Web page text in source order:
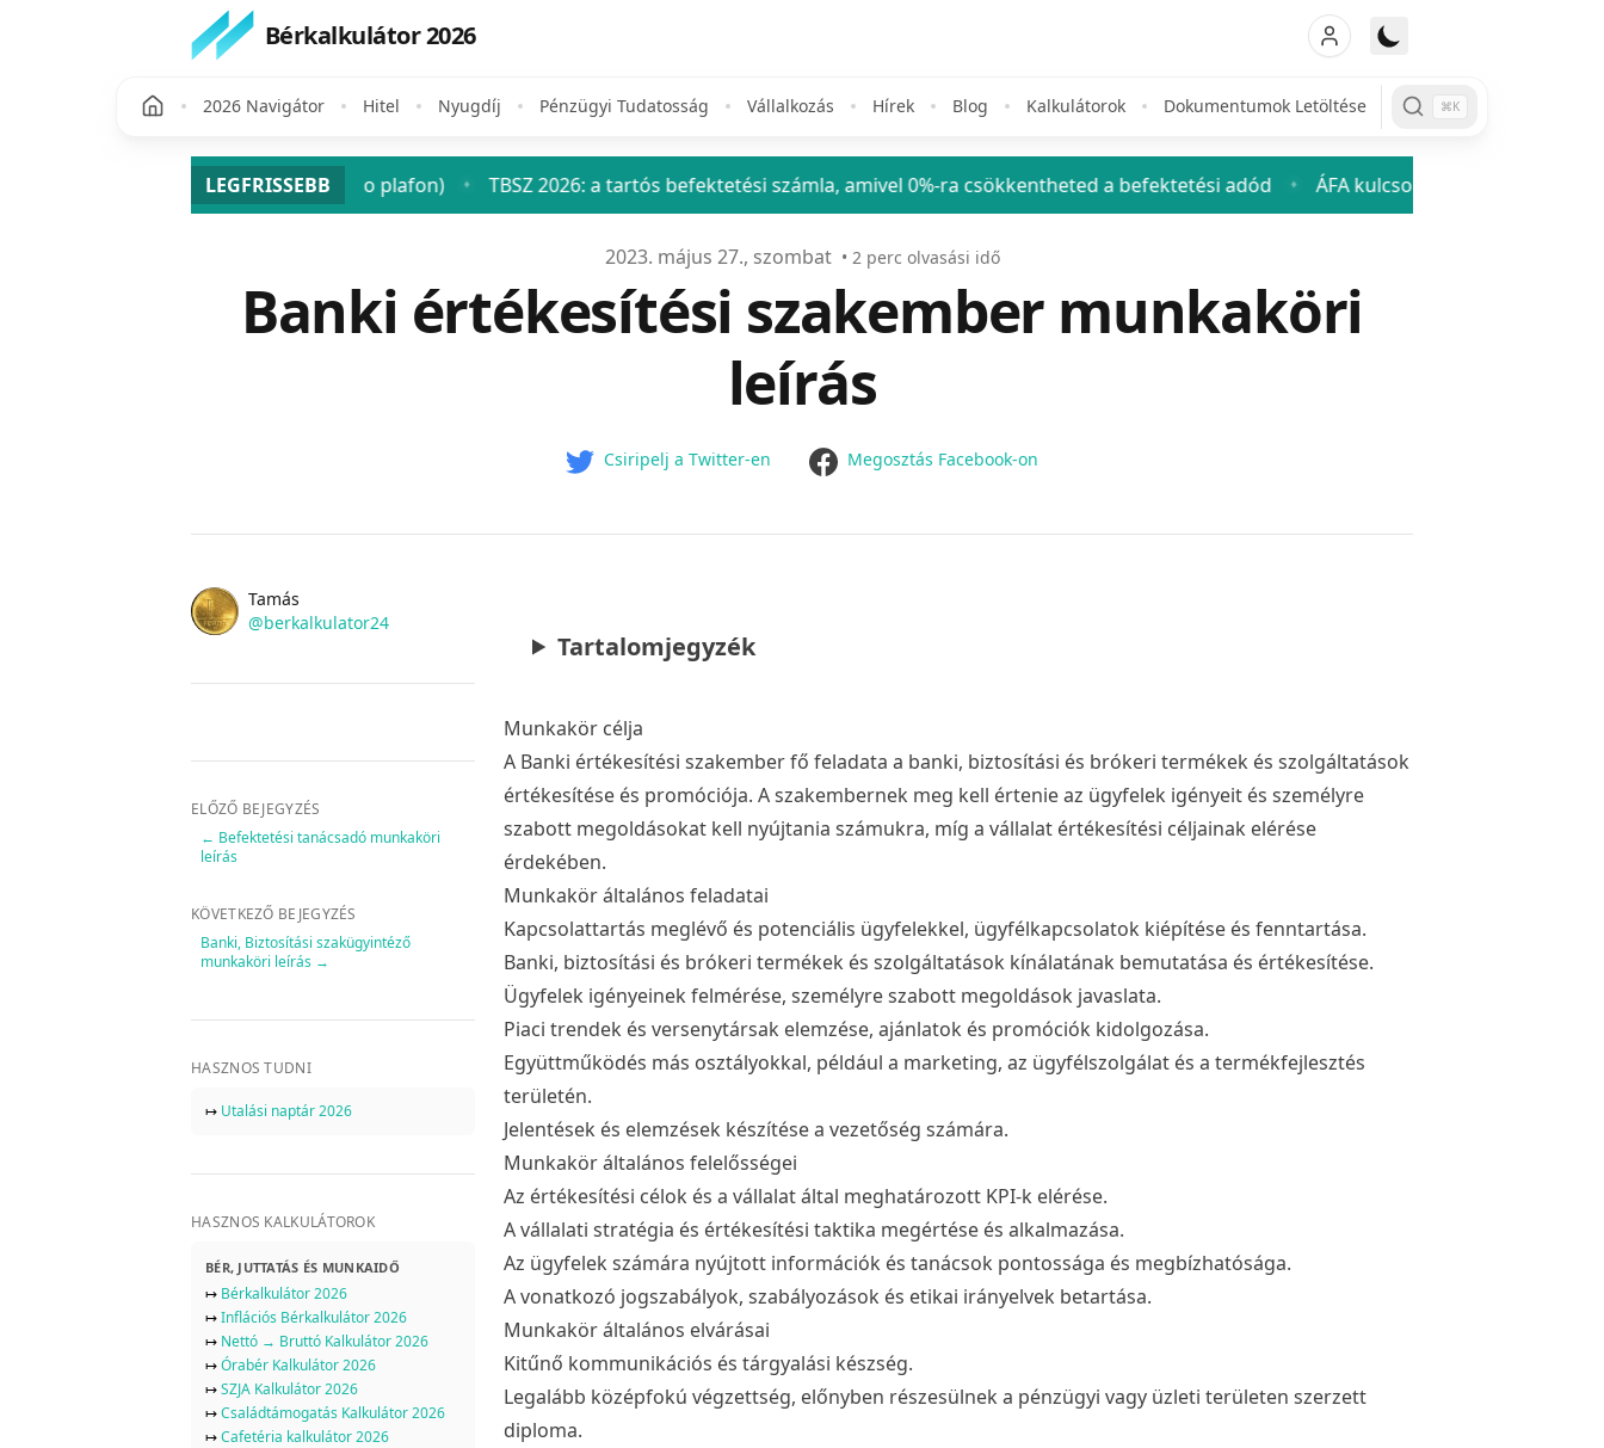
Bérkalkulátor 2026
2026 Navigátor Hitel Nyugdíj Pénzügyi Tudatosság Vállalkozás Hírek Blog Kalkulátorok Dokumentumok Letöltése ⌘K
LEGFRISSEBB
után? (SZJA + szocho plafon) TBSZ 2026: a tartós befektetési számla, amivel 0%-ra csökkentheted a befektetési adód ♦ ÁFA kulcsok 2026: mennyi az áfa és
2023. május 27., szombat • 2 perc olvasási idő
Banki értékesítési szakember munkaköri
leírás
Csiripelj a Twitter-en facebook
Megosztás Facebook-on
AuthorsName
Tamás
Twitter
@berkalkulator24
Tartalomjegyzék
Munkakör célja
A Banki értékesítési szakember fő feladata a banki, biztosítási és brókeri termékek és szolgáltatások
értékesítése és promóciója. A szakembernek meg kell értenie az ügyfelek igényeit és személyre
szabott megoldásokat kell nyújtania számukra, míg a vállalat értékesítési céljainak elérése
érdekében.
Munkakör általános feladatai
Kapcsolattartás meglévő és potenciális ügyfelekkel, ügyfélkapcsolatok kiépítése és fenntartása.
Banki, biztosítási és brókeri termékek és szolgáltatások kínálatának bemutatása és értékesítése.
Ügyfelek igényeinek felmérése, személyre szabott megoldások javaslata.
Piaci trendek és versenytársak elemzése, ajánlatok és promóciók kidolgozása.
Együttműködés más osztályokkal, például a marketing, az ügyfélszolgálat és a termékfejlesztés
területén.
Jelentések és elemzések készítése a vezetőség számára.
Munkakör általános felelősségei
Az értékesítési célok és a vállalat által meghatározott KPI-k elérése.
A vállalati stratégia és értékesítési taktika megértése és alkalmazása.
Az ügyfelek számára nyújtott információk és tanácsok pontossága és megbízhatósága.
A vonatkozó jogszabályok, szabályozások és etikai irányelvek betartása.
Munkakör általános elvárásai
Kitűnő kommunikációs és tárgyalási készség.
Legalább középfokú végzettség, előnyben részesülnek a pénzügyi vagy üzleti területen szerzett
diploma.
ELŐZŐ BEJEGYZÉS
← Befektetési tanácsadó munkaköri
leírás
KÖVETKEZŐ BEJEGYZÉS
Banki, Biztosítási szakügyintéző
munkaköri leírás →
HASZNOS TUDNI
↦ Utalási naptár 2026
HASZNOS KALKULÁTOROK
BÉR, JUTTATÁS ÉS MUNKAIDŐ
↦ Bérkalkulátor 2026
↦Inflációs Bérkalkulátor 2026
↦ Nettó → Bruttó Kalkulátor 2026
↦Órabér Kalkulátor 2026
↦SZJA Kalkulátor 2026
↦Családtámogatás Kalkulátor 2026
↦Cafetéria kalkulátor 2026